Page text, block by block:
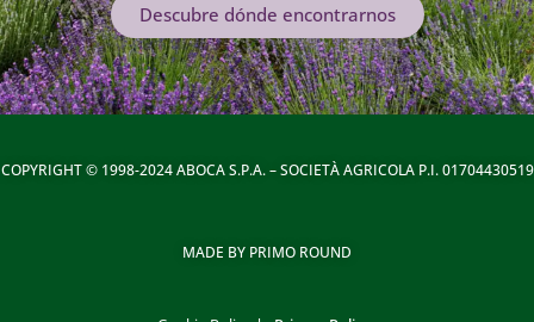
Descubre dónde encontrarnos
COPYRIGHT © 1998-2024 ABOCA S.P.A. – SOCIETÀ AGRICOLA P.I. 01704430519
MADE BY PRIMO ROUND